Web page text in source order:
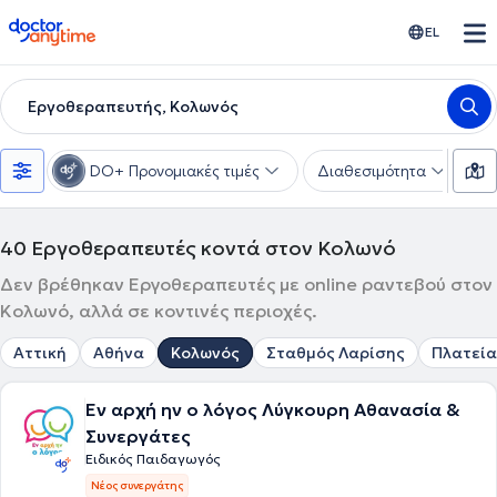
doctoranytime EL
Εργοθεραπευτής, Κολωνός
DO+ Προνομιακές τιμές Διαθεσιμότητα
40 Εργοθεραπευτές κοντά στον Κολωνό
Δεν βρέθηκαν Εργοθεραπευτές με online ραντεβού στον
Κολωνό, αλλά σε κοντινές περιοχές.
Αττική Αθήνα Κολωνός Σταθμός Λαρίσης
Εν αρχή ην ο λόγος Λύγκουρη Αθανασία &
Συνεργάτες
Ειδικός Παιδαγωγός
Νέος συνεργάτης